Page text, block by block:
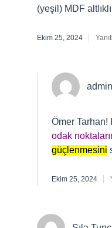
(yeşil) MDF
Ekim 25, 2024
admin
Ömer Tarhan!
odak
güçlenmesini
Ekim 25, 2024